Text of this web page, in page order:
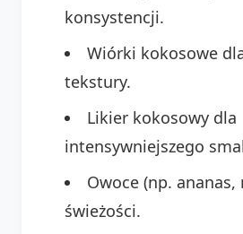
konsystencji.
Wiórki kokosowe
tekstury.
Likier kokosowy dla
intensywniejszego
Owoce (np. ananas,
świeżości.